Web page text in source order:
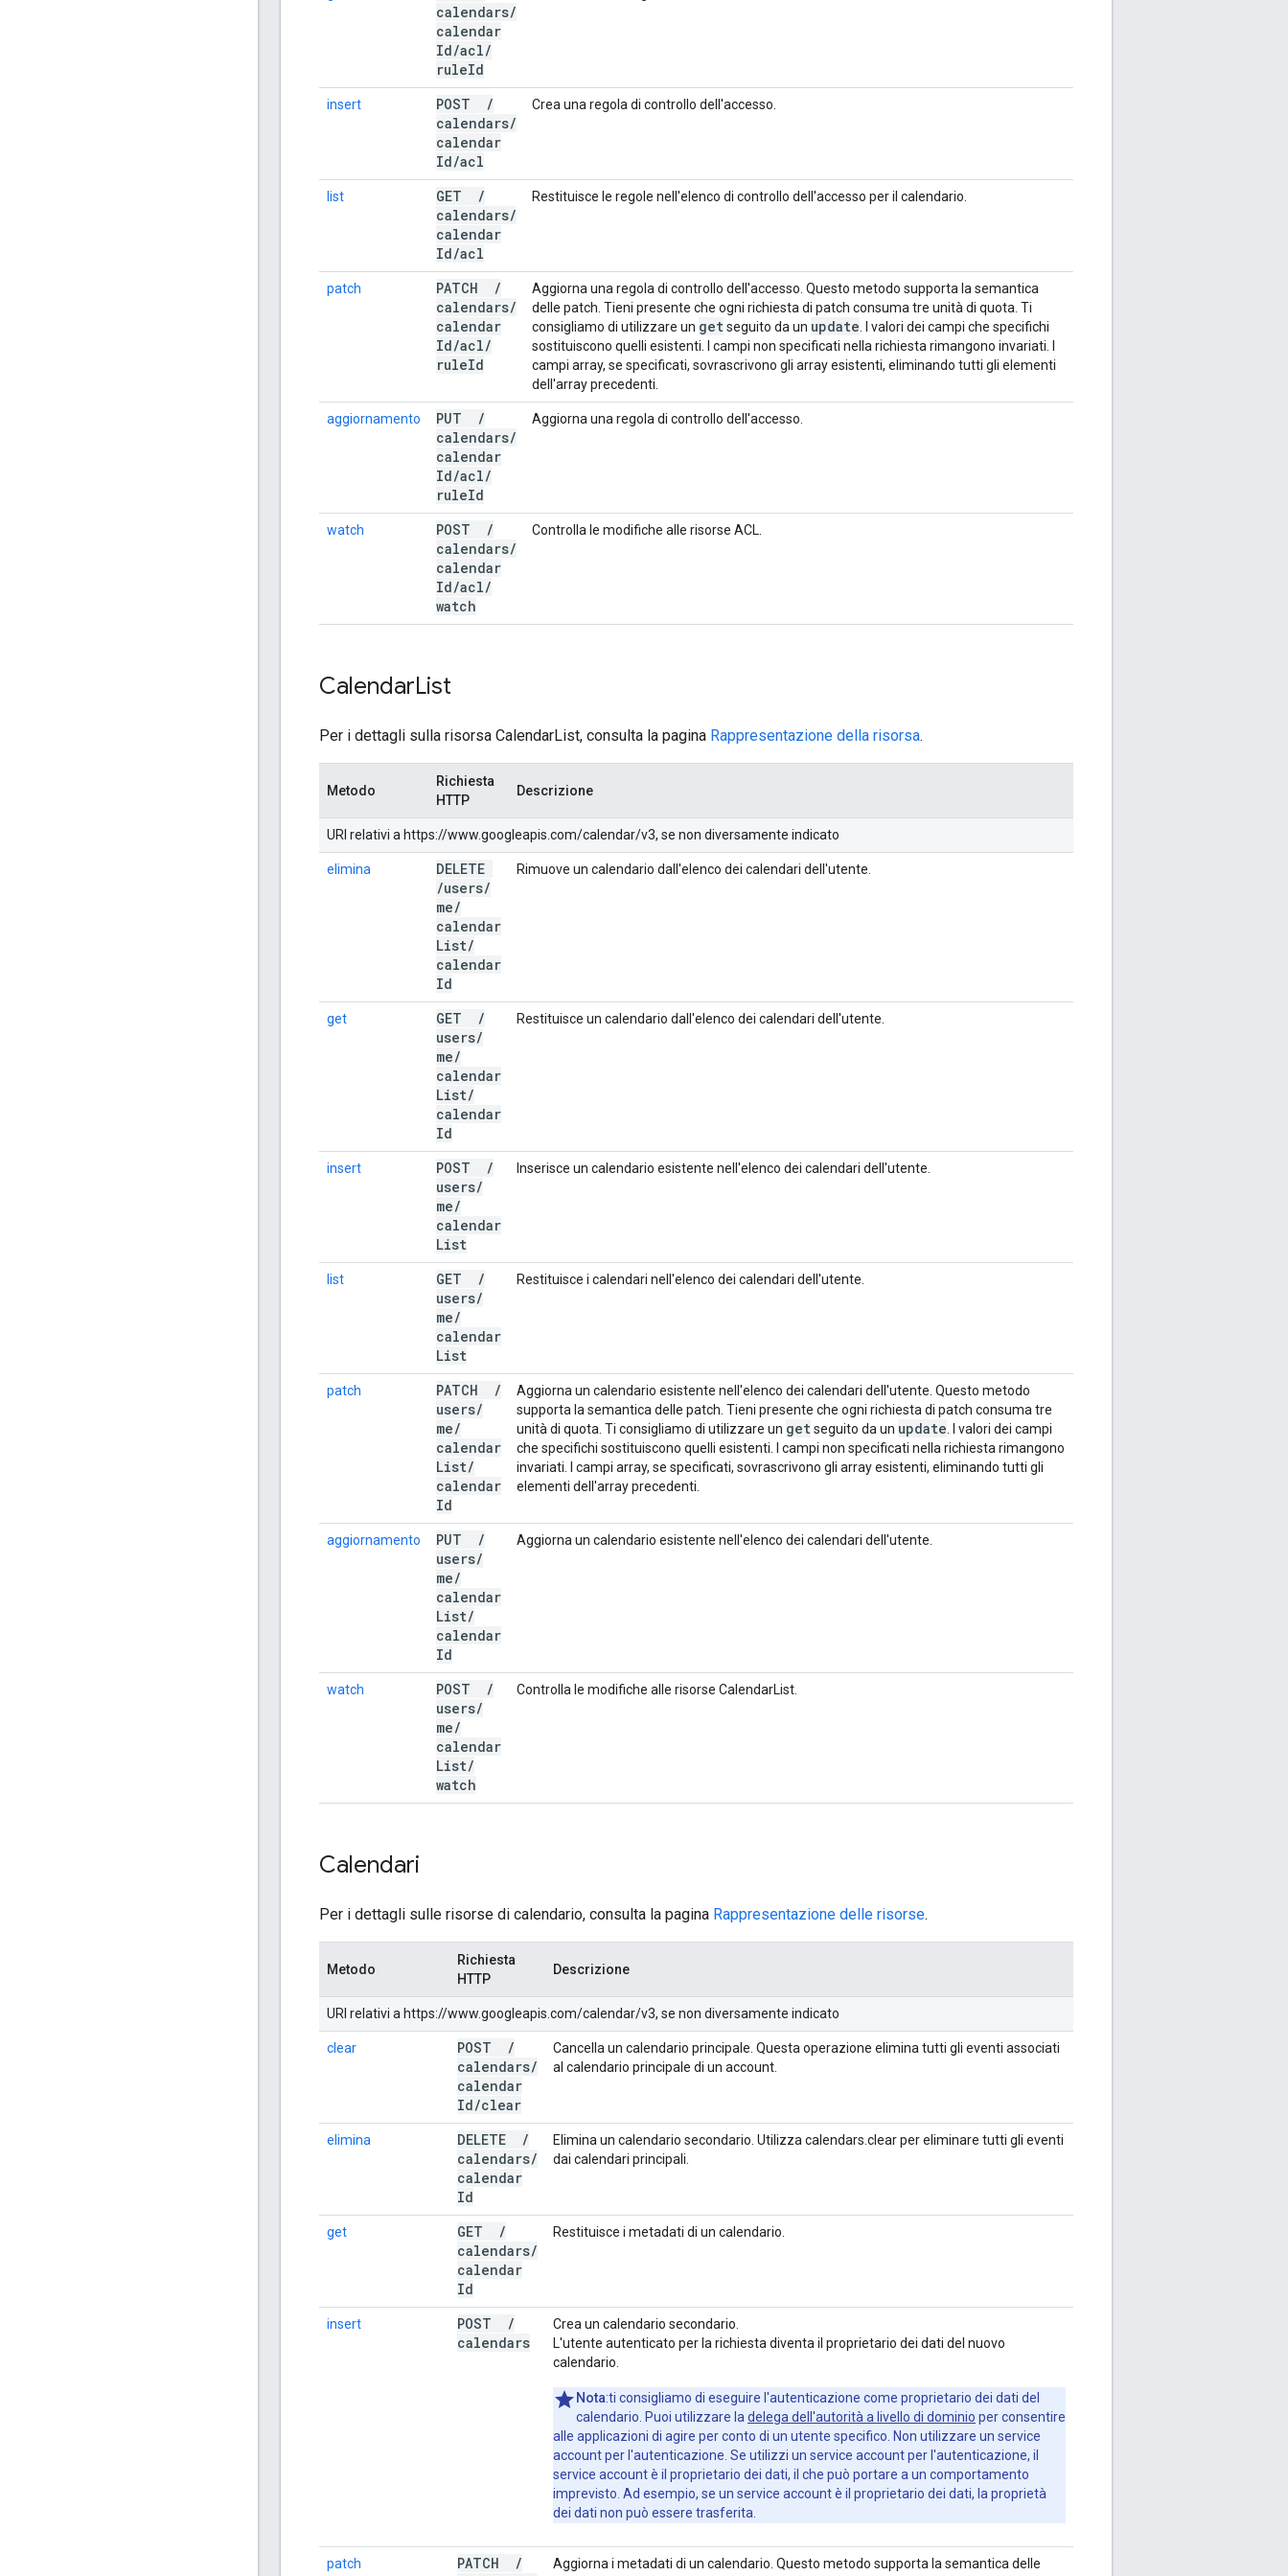
calendars/
calendar
Id/acl/
ruleId
insert POST
/
calendars/
calendar
Id/acl
Crea una regola di controllo dell'accesso.
list GET
/
calendars/
calendar
Id/acl
Restituisce le regole nell'elenco di controllo dell'accesso per il calendario.
patch PATCH
/
calendars/
calendar
Id/acl/
ruleId
Aggiorna una regola di controllo dell'accesso. Questo metodo supporta la semantica
delle patch. Tieni presente che ogni richiesta di patch consuma tre unità di quota. Ti
consigliamo di utilizzare un getseguito da un update . I valori dei campi che specifichi
sostituiscono quelli esistenti. I campi non specificati nella richiesta rimangono invariati. I
campi array, se specificati, sovrascrivono gli array esistenti, eliminando tutti gli elementi
dell'array precedenti.
aggiornamento PUT
/
calendars/
calendar
Id/acl/
ruleId
Aggiorna una regola di controllo dell'accesso.
watch POST
/
calendars/
calendar
Id/acl/
watch
Controlla le modifiche alle risorse ACL.
CalendarList
Per i dettagli sulla risorsa CalendarList, consulta la pagina Rappresentazione della risorsa.
Metodo
Richiesta
HTTP
Descrizione
URI relativi a https://www.googleapis.com/calendar/v3, se non diversamente indicato
elimina
DELETE
/users/
me/
calendar
List/
calendar
Id
Rimuove un calendario dall'elenco dei calendari dell'utente.
get GET
/
users/
me/
calendar
List/
calendar
Id
Restituisce un calendario dall'elenco dei calendari dell'utente.
insert POST
/
users/
me/
calendar
List
Inserisce un calendario esistente nell'elenco dei calendari dell'utente.
list GET
/
users/
me/
calendar
List
Restituisce i calendari nell'elenco dei calendari dell'utente.
patch PATCH
/
users/
me/
calendar
List/
calendar
Id
Aggiorna un calendario esistente nell'elenco dei calendari dell'utente. Questo metodo
supporta la semantica delle patch. Tieni presente che ogni richiesta di patch consuma tre
unità di quota. Ti consigliamo di utilizzare un getseguito da un update . I valori dei campi
che specifichi sostituiscono quelli esistenti. I campi non specificati nella richiesta rimangono
invariati. I campi array, se specificati, sovrascrivono gli array esistenti, eliminando tutti gli
elementi dell'array precedenti.
aggiornamento PUT
/
users/
me/
calendar
List/
calendar
Id
Aggiorna un calendario esistente nell'elenco dei calendari dell'utente.
watch POST
/
users/
me/
calendar
List/
watch
Controlla le modifiche alle risorse CalendarList.
Calendari
Per i dettagli sulle risorse di calendario, consulta la pagina Rappresentazione delle risorse.
Metodo
Richiesta
HTTP
Descrizione
URI relativi a https://www.googleapis.com/calendar/v3, se non diversamente indicato
clear POST
/
calendars/
calendar
Id/clear
Cancella un calendario principale. Questa operazione elimina tutti gli eventi associati
al calendario principale di un account.
elimina DELETE
/
calendars/
calendar
Id
Elimina un calendario secondario. Utilizza calendars.clear per eliminare tutti gli eventi
dai calendari principali.
get GET
/
calendars/
calendar
Id
Restituisce i metadati di un calendario.
insert POST
/
calendars
Crea un calendario secondario.
L'utente autenticato per la richiesta diventa il proprietario dei dati del nuovo
calendario.
Nota:ti consigliamo di eseguire l'autenticazione come proprietario dei dati del
calendario. Puoi utilizzare la delega dell'autorità a livello di dominio per consentire
alle applicazioni di agire per conto di un utente specifico. Non utilizzare un service
account per l'autenticazione. Se utilizzi un service account per l'autenticazione, il
service account è il proprietario dei dati, il che può portare a un comportamento
imprevisto. Ad esempio, se un service account è il proprietario dei dati, la proprietà
dei dati non può essere trasferita.
patch PATCH
/
Aggiorna i metadati di un calendario. Questo metodo supporta la semantica delle